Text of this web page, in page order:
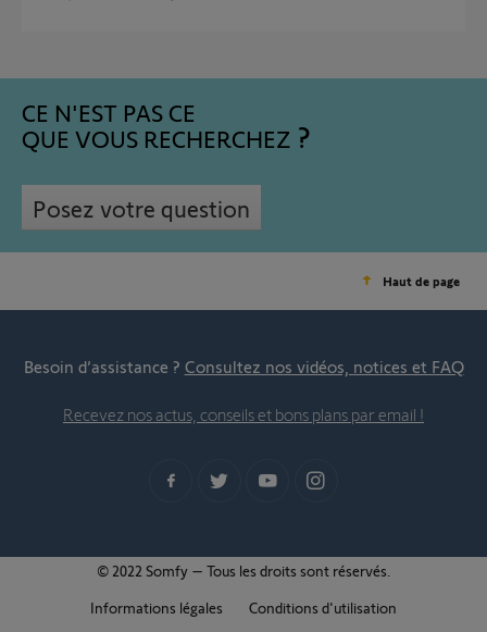
CE N'EST PAS CE
QUE VOUS RECHERCHEZ
Posez votre question
Haut de page
Besoin d’assistance ? Consultez nos vidéos, notices et FAQ
Recevez nos actus, conseils et bons plans par email !
© 2022 Somfy – Tous les droits sont réservés.
Informations légales
Conditions d'utilisation